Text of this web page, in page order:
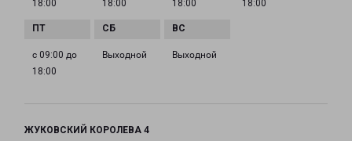
18:00
18:00
18:00
18:00
с 09:00 до
18:00
Выходной Выходной
ЖУКОВСКИЙ КОРОЛЕВА 4